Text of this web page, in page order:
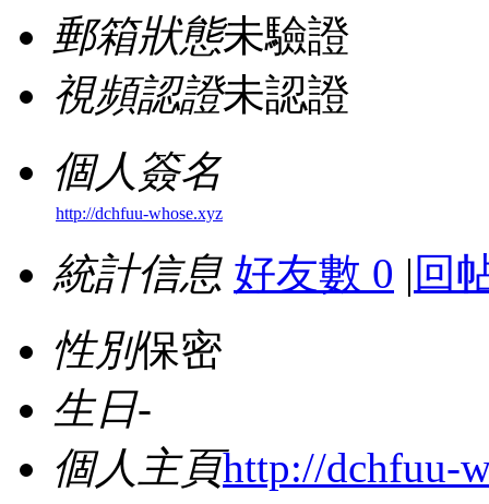
郵箱狀態未驗證
視頻認證未認證
個人簽名
http://dchfuu-whose.xyz
統計信息 好友數 0 | 回
性別保密
生日-
個人主頁http://dchfuu-